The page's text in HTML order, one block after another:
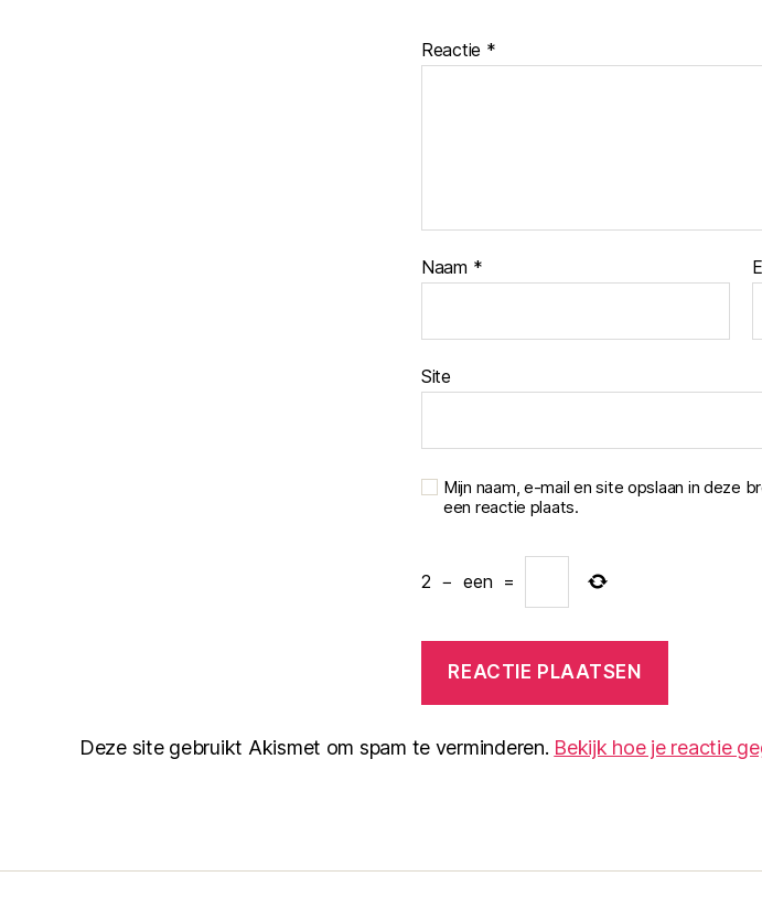
Reactie *
Naam *
Site
Mijn naam, e-mail en site opslaan in deze
een reactie plaats.
2 − een =
Deze site gebruikt Akismet om spam te verminderen. Bekijk hoe je reactie